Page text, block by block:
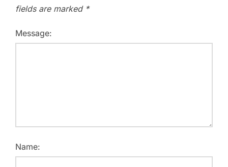
fields are marked *
Message:
Name: